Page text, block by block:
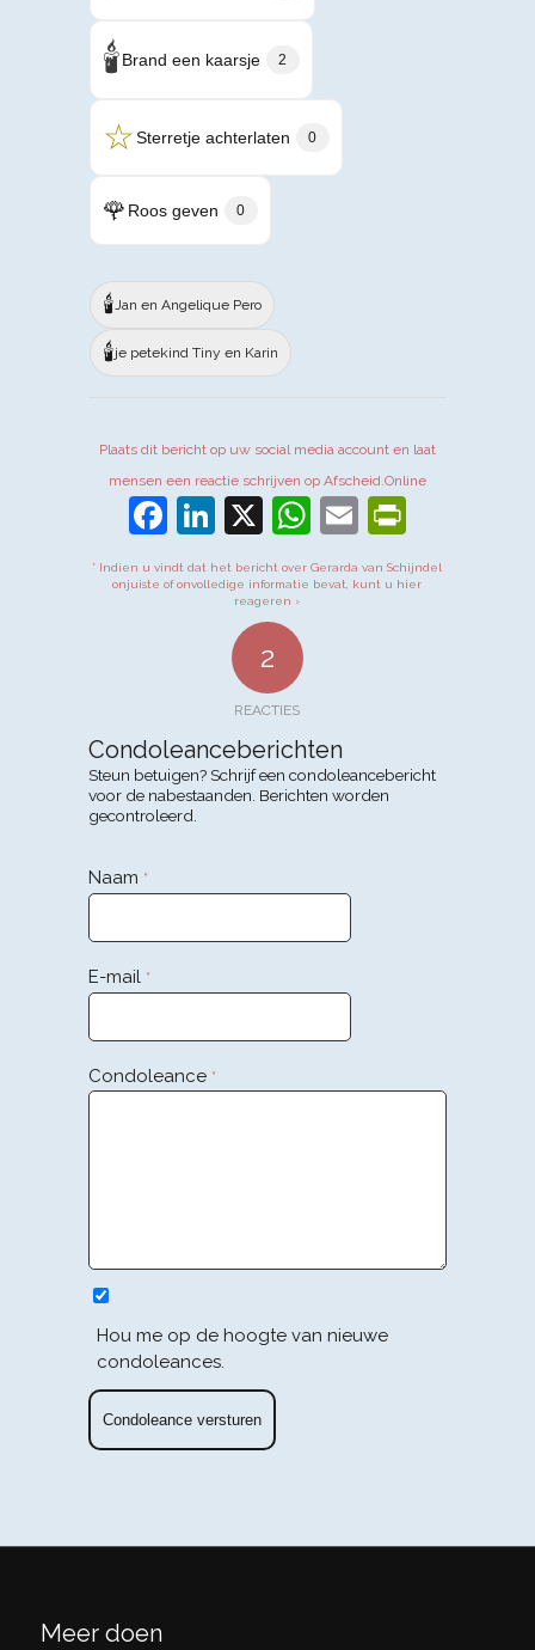
🕯️Brand een kaarsje 2
☆Sterretje achterlaten 0
🌹 Roos geven 0
🕯️ Jan en Angelique Pero
🕯️je petekind Tiny en Karin
Plaats dit bericht op uw social media account en laat
mensen een reactie schrijven op Afscheid.Online
Facebook
LinkedIn
X WhatsApp
Email
* Indien u vindt dat het bericht over Gerarda van Schijndel
onjuiste of onvolledige informatie bevat, kunt u hier
reageren ›
2
REACTIES
Condoleanceberichten
Steun betuigen? Schrijf een condoleancebericht
voor de nabestaanden. Berichten worden
gecontroleerd.
Naam *
E-mail *
Condoleance *
Hou me op de hoogte van nieuwe
condoleances.
Meer doen